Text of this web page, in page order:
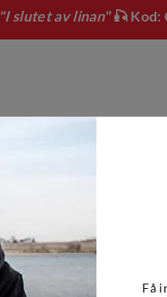
"I slutet av linan"🎣 Kod:
Få